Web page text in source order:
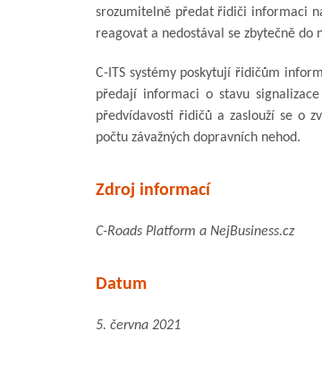
srozumitelně předat řidiči informaci
reagovat a nedostával se zbytečně do
C-ITS systémy poskytují řidičům
předají informaci o stavu
předvídavosti řidičů a zaslouží se o
počtu závažných dopravních nehod.
Zdroj informací
C-Roads Platform a NejBusiness.cz
Datum
5. června 2021